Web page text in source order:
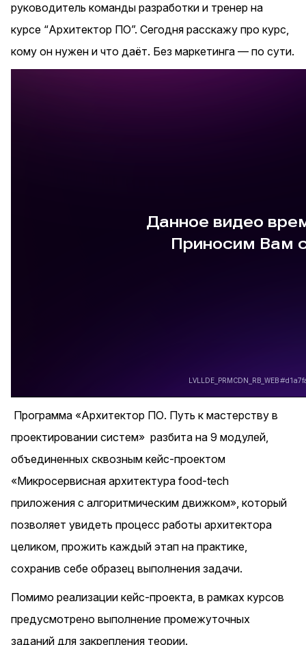
руководитель команды разработки и тренер на
курсе “Архитектор ПО”. Сегодня расскажу про курс,
кому он нужен и что даёт. Без маркетинга — по сути.
Программа «Архитектор ПО. Путь к мастерству в
проектировании систем» разбита на 9 модулей,
объединенных сквозным кейс-проектом
«Микросервисная архитектура food-tech
приложения с алгоритмическим движком», который
позволяет увидеть процесс работы архитектора
целиком, прожить каждый этап на практике,
сохранив себе образец выполнения задачи.
Помимо реализации кейс-проекта, в рамках курсов
предусмотрено выполнение промежуточных
заданий для закрепления теории.